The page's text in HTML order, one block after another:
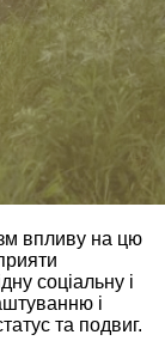
впливу на цю
соціальну і
і
та подвиг.